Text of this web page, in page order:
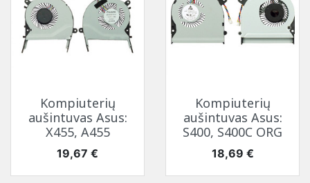
Kompiuterių
aušintuvas Asus:
X455, A455
Kaina
19,67 €
Kompiuterių
aušintuvas Asus:
S400, S400C ORG
Kaina
18,69 €